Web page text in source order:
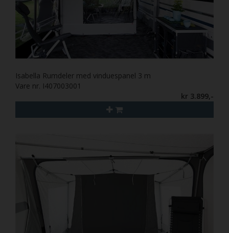
Isabella Rumdeler med vinduespanel 3 m
Vare nr. I407003001
kr 3.899,-